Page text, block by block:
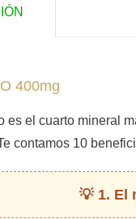
400mg
es el cuarto mineral
contamos 10
1. El